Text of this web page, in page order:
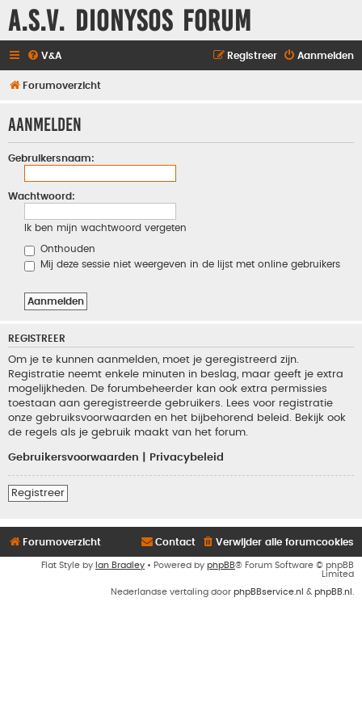
A.S.V. Dionysos Forum
V&A Aanmelden
Registreer
Forumoverzicht
Aanmelden
Gebruikersnaam:
Wachtwoord:
Ik ben mijn wachtwoord vergeten
Onthouden
Mij deze sessie niet weergeven in de lijst met online gebruikers
REGISTREER
Om je te kunnen aanmelden, moet je geregistreerd zijn.
Registratie neemt enkele minuten in beslag, maar geeft je extra
mogelijkheden. De forumbeheerder kan ook extra permissies
toestaan aan geregistreerde gebruikers. Lees voor registratie
onze gebruiksvoorwaarden en het bijbehorend beleid. Bekijk ook
de regels als je gebruik maakt van het forum.
Gebruikersvoorwaarden Privacybeleid
Registreer
Forumoverzicht Verwijder alle forumcookies
Contact
Flat Style by Ian Bradley • Powered by phpBB® Forum Software © phpBB
Limited
Nederlandse vertaling door phpBBservice.nl & phpBB.nl .